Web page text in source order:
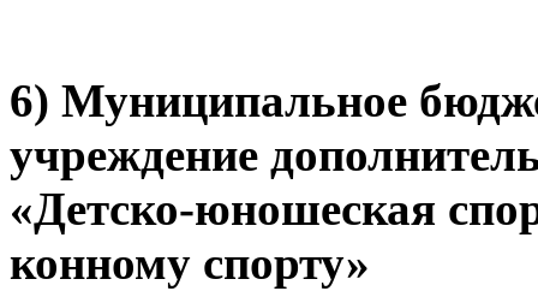
6) Муниципальное
учреждение
«Детско-юношеская
конному спорту»